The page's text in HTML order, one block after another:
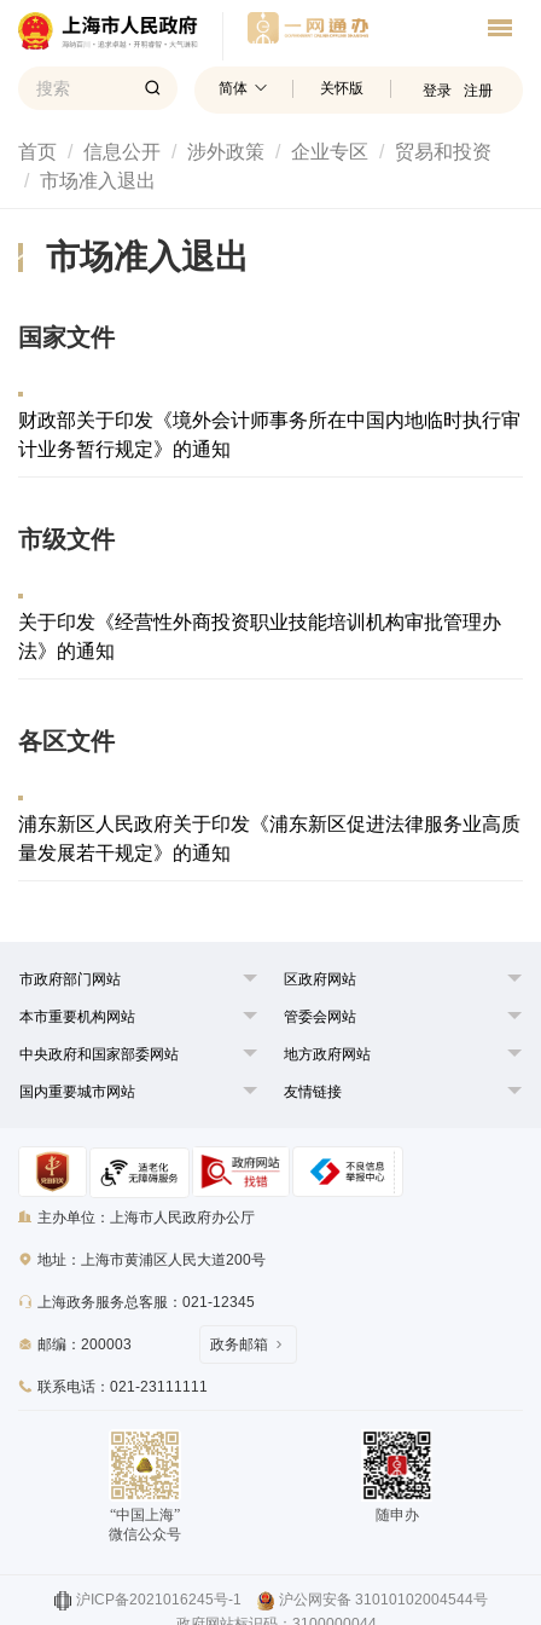
简体 关怀版 登录 注册
首页 信息公开 涉外政策 企业专区
贸易和投资
市场准入退出
市场准入退出
国家文件
财政部关于印发《境外会计师事务所在中国内地临时执行审
计业务暂行规定》的通知
市级文件
关于印发《经营性外商投资职业技能培训机构审批管理办
法》的通知
各区文件
浦东新区人民政府关于印发《浦东新区促进法律服务业高质
量发展若干规定》的通知
市政府部门网站 区政府网站
本市重要机构网站 管委会网站
中央政府和国家部委网站 地方政府网站
国内重要城市网站 友情链接
主办单位：上海市人民政府办公厅
地址：上海市黄浦区人民大道200号
上海政务服务总客服：021-12345
邮编：200003
联系电话：021-23111111
政务邮箱
“中国上海”
微信公众号
随申办
沪ICP备2021016245号-1
沪公网安备 31010102004544号